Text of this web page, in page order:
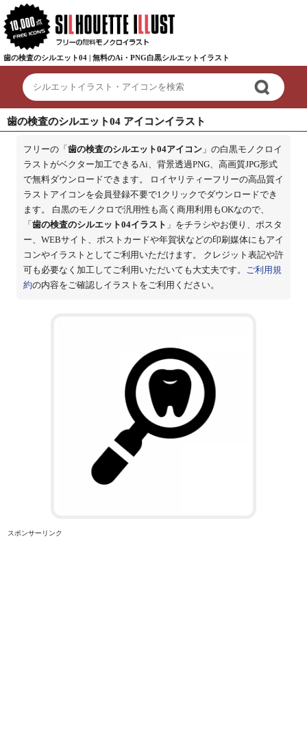
歯の検査のシルエット04 | 無料のAi・PNG白黒シルエットイラスト
歯の検査のシルエット04 アイコンイラスト
フリーの「 歯の検査のシルエット04アイコン」の白黒モノクロイ
ラストがベクター加工できるAi、背景透過PNG、高画質JPG形式
で無料ダウンロードできます。 ロイヤリティーフリーの高品質イ
ラストアイコンを会員登録不要で1クリックでダウンロードでき
ます。 白黒のモノクロで汎用性も高く商用利用もOKなので、
「 歯の検査のシルエット04イラスト 」をチラシやお便り、ポスタ
ー、WEBサイト、ポストカードや年賀状などの印刷媒体にもアイ
コンやイラストとしてご利用いただけます。 クレジット表記や許
可も必要なく加工してご利用いただいても大丈夫です。 ご利用規
約の内容をご確認しイラストをご利用ください。
スポンサーリンク